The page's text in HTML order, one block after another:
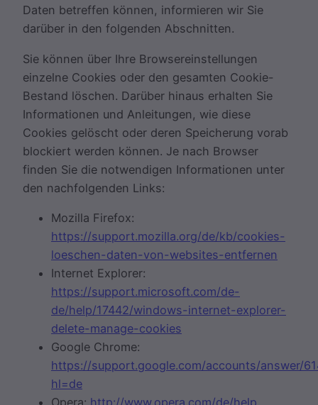
Daten betreffen können, informieren wir Sie
darüber in den folgenden Abschnitten.
Sie können über Ihre Browsereinstellungen
einzelne Cookies oder den gesamten Cookie-
Bestand löschen. Darüber hinaus erhalten Sie
Informationen und Anleitungen, wie diese
Cookies gelöscht oder deren Speicherung vorab
blockiert werden können. Je nach Browser
finden Sie die notwendigen Informationen unter
den nachfolgenden Links:
Mozilla Firefox:
https://support.mozilla.org/de/kb/cookies-
loeschen-daten-von-websites-entfernen
Internet Explorer:
https://support.microsoft.com/de-
de/help/17442/windows-internet-explorer-
delete-manage-cookies
Google Chrome:
https://support.google.com/accounts/answer/
hl=de
Opera: http://www.opera.com/de/help